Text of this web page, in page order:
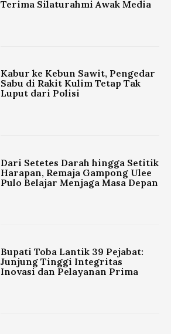
Terima Silaturahmi Awak Media
Kabur ke Kebun Sawit, Pengedar
Sabu di Rakit Kulim Tetap Tak
Luput dari Polisi
Dari Setetes Darah hingga Setitik
Harapan, Remaja Gampong Ulee
Pulo Belajar Menjaga Masa Depan
Bupati Toba Lantik 39 Pejabat:
Junjung Tinggi Integritas
Inovasi dan Pelayanan Prima